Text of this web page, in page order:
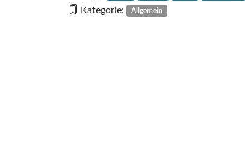
Kategorie: Allgemein